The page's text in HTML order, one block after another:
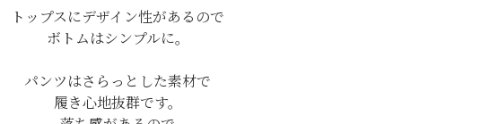
トップスにデザイン性があるので
ボトムはシンプルに。
パンツはさらっとした素材で
履き心地抜群です。